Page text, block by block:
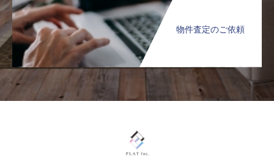
物件査定のご依頼